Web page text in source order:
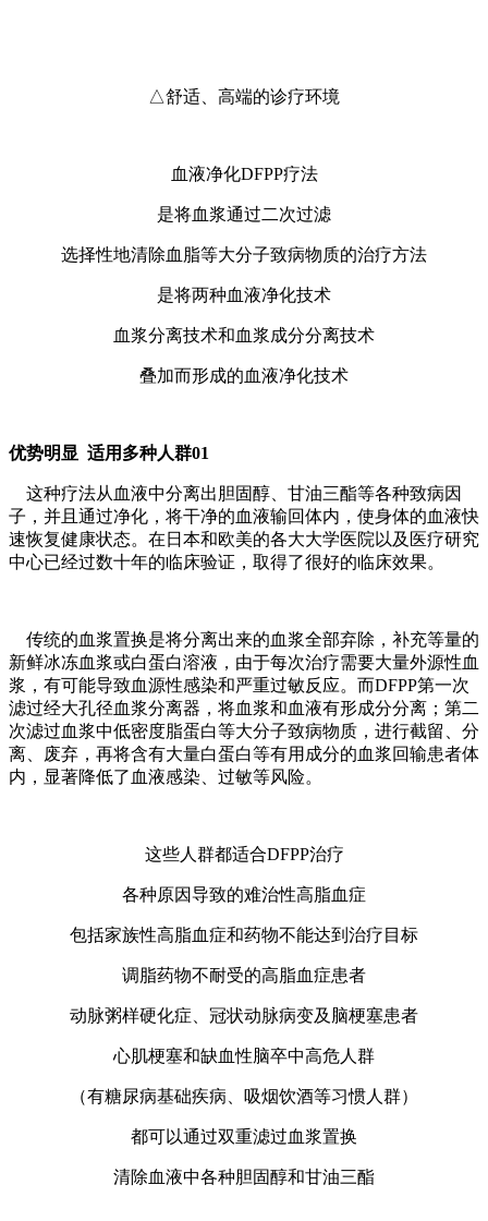
△舒适、高端的诊疗环境
血液净化DFPP疗法
是将血浆通过二次过滤
选择性地清除血脂等大分子致病物质的治疗方法
是将两种血液净化技术
血浆分离技术和血浆成分分离技术
叠加而形成的血液净化技术
优势明显 适用多种人群01
这种疗法从血液中分离出胆固醇、甘油三酯等各种致病因
子，并且通过净化，将干净的血液输回体内，使身体的血液快
速恢复健康状态。在日本和欧美的各大大学医院以及医疗研究
中心已经过数十年的临床验证，取得了很好的临床效果。
传统的血浆置换是将分离出来的血浆全部弃除，补充等量的
新鲜冰冻血浆或白蛋白溶液，由于每次治疗需要大量外源性血
浆，有可能导致血源性感染和严重过敏反应。而DFPP第一次
滤过经大孔径血浆分离器，将血浆和血液有形成分分离；第二
次滤过血浆中低密度脂蛋白等大分子致病物质，进行截留、分
离、废弃，再将含有大量白蛋白等有用成分的血浆回输患者体
内，显著降低了血液感染、过敏等风险。
这些人群都适合DFPP治疗
各种原因导致的难治性高脂血症
包括家族性高脂血症和药物不能达到治疗目标
调脂药物不耐受的高脂血症患者
动脉粥样硬化症、冠状动脉病变及脑梗塞患者
心肌梗塞和缺血性脑卒中高危人群
（有糖尿病基础疾病、吸烟饮酒等习惯人群）
都可以通过双重滤过血浆置换
清除血液中各种胆固醇和甘油三酯